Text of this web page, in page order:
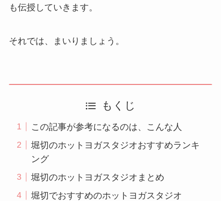
も伝授していきます。
それでは、まいりましょう。
もくじ
この記事が参考になるのは、こんな人
堀切のホットヨガスタジオおすすめランキ
ング
堀切のホットヨガスタジオまとめ
堀切でおすすめのホットヨガスタジオ